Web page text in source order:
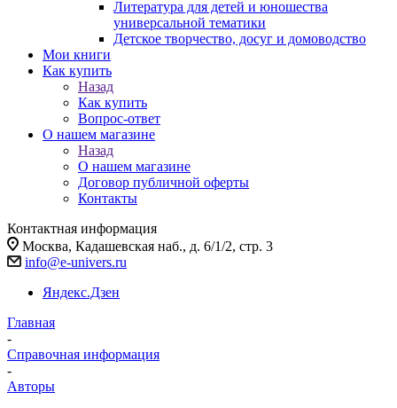
Литература для детей и юношества
универсальной тематики
Детское творчество, досуг и домоводство
Мои книги
Как купить
Назад
Как купить
Вопрос-ответ
О нашем магазине
Назад
О нашем магазине
Договор публичной оферты
Контакты
Контактная информация
Москва, Кадашевская наб., д. 6/1/2, стр. 3
info@e-univers.ru
Яндекс.Дзен
Главная
-
Справочная информация
-
Авторы